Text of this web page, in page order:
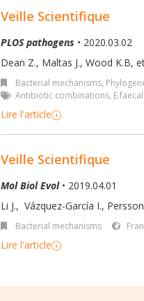
Veille Scientifique
PLOS pathogens • 2020.03.02
Dean Z., Maltas J., Wood K.B,
Bacterial mechanisms,
Antibiotic combinations,
Lire l'article
Veille Scientifique
Mol Biol Evol• 2019.04.01
Li J., Vázquez-García I.,
Bacterial mechanisms
Lire l'article